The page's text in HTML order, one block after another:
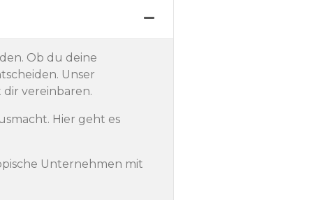
Ob du deine
Unser
vereinbaren.
Hier geht es
Unternehmen mit